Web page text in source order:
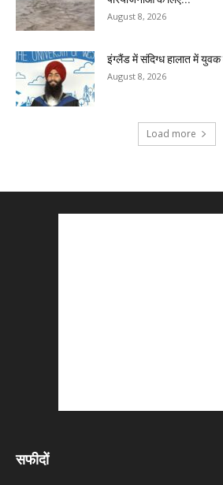
August 8, 2026
इंग्लैंड में संदिग्ध हालात में युवक
August 8, 2026
Load more
सफीदों